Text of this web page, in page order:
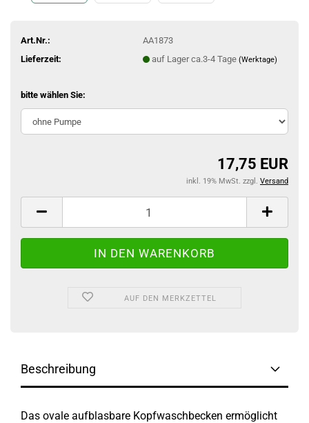
Art.Nr.:
AA1873
Lieferzeit:
auf Lager ca.3-4 Tage (Werktage)
bitte wählen Sie:
17,75 EUR
inkl. 19% MwSt. zzgl. Versand
AUF DEN MERKZETTEL
Beschreibung
Das ovale aufblasbare Kopfwaschbecken ermöglicht